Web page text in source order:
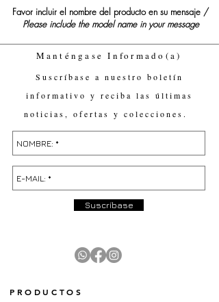
Favor incluir el nombre del producto en su mensaje /
Please include the model name in your message
Manténgase Informado(a)
Suscríbase a nuestro boletín
informativo y reciba las últimas
noticias, ofertas y colecciones.
Suscríbase
PRODUCTOS